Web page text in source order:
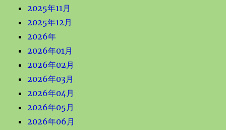
2025年11月
2025年12月
2026年
2026年01月
2026年02月
2026年03月
2026年04月
2026年05月
2026年06月